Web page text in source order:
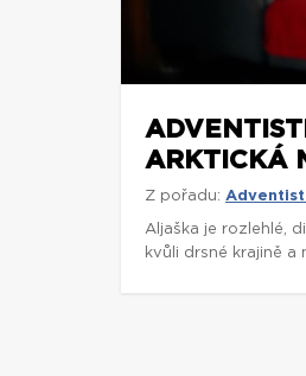
ARKTICKÁ
Z pořadu:
Aljaška je rozlehlé,
kvůli drsné krajině